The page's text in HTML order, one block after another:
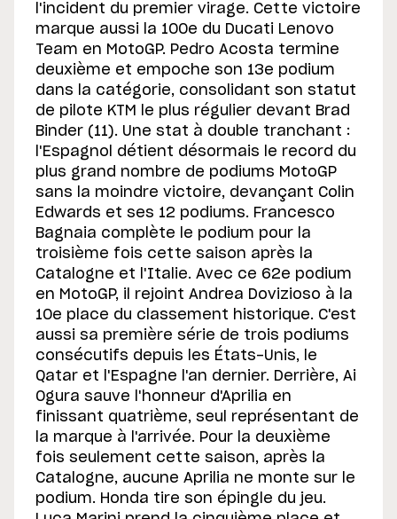
l'incident du premier virage. Cette victoire
marque aussi la 100e du Ducati Lenovo
Team en MotoGP. Pedro Acosta termine
deuxième et empoche son 13e podium
dans la catégorie, consolidant son statut
de pilote KTM le plus régulier devant Brad
Binder (11). Une stat à double tranchant :
l'Espagnol détient désormais le record du
plus grand nombre de podiums MotoGP
sans la moindre victoire, devançant Colin
Edwards et ses 12 podiums. Francesco
Bagnaia complète le podium pour la
troisième fois cette saison après la
Catalogne et l'Italie. Avec ce 62e podium
en MotoGP, il rejoint Andrea Dovizioso à la
10e place du classement historique. C'est
aussi sa première série de trois podiums
consécutifs depuis les États-Unis, le
Qatar et l'Espagne l'an dernier. Derrière, Ai
Ogura sauve l'honneur d'Aprilia en
finissant quatrième, seul représentant de
la marque à l'arrivée. Pour la deuxième
fois seulement cette saison, après la
Catalogne, aucune Aprilia ne monte sur le
podium. Honda tire son épingle du jeu.